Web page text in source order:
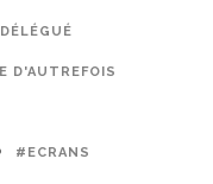
D'AUTREFOIS
#ECRANS